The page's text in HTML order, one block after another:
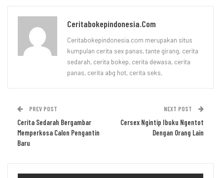
Ceritabokepindonesia.com
Ceritabokepindonesia.com merupakan situs
kumpulan cerita sex panas, tante girang, cerita
sedarah, cerita bokep, cerita dewasa, cerita
panas, cerita abg hot, cerita seks,
PREV POST
Cerita Sedarah Bergambar
Memperkosa Calon Pengantin
Baru
NEXT POST
Cersex Ngintip Ibuku Ngentot
Dengan Orang Lain